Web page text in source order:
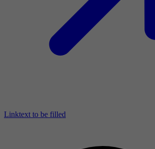
Linktext to be filled